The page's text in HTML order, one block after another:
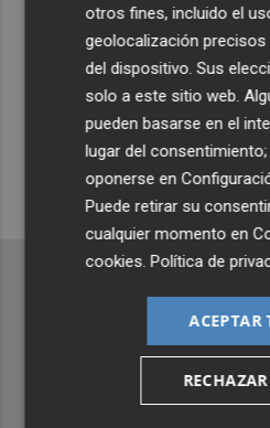
Suscríbete
Siempre al día de las
¡Quiero
Recibe toda la
Plaza Podcast
otros fines, incluido el
geolocalización
del dispositivo. Sus
solo a este sitio web.
pueden basarse en el
lugar del
oponerse en
Puede retirar su
cualquier momento en
cookies .Política de
ACEPTAR